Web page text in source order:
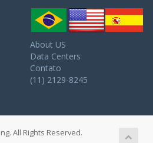
About US
Data Centers
Contato
(11) 2129-8245
All Rights Reserved.